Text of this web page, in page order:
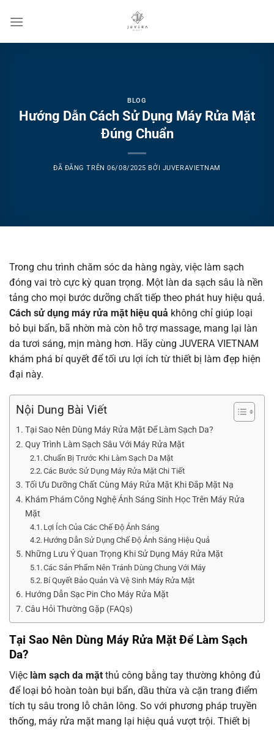
đến
BLOG
Hướng Dẫn Cách Sử Dụng Máy Rửa Mặt
Đúng Chuẩn
ĐÃ ĐĂNG TRÊN06/08/2025 BỞI JUVERAVIETNAM
Trong chu trình chăm sóc da hàng ngày, việc làm sạch
đóng vai trò cực kỳ quan trọng. Một làn da sạch sâu là nền
tảng cho mọi bước dưỡng chất tiếp theo phát huy hiệu quả.
Cách sử dụng máy rửa mặt hiệu quả không chỉ giúp loại
bỏ bụi bẩn, bã nhờn mà còn hỗ trợ massage, mang lại làn
da tươi sáng, mịn màng hơn. Hãy cùng JUVERA VIETNAM
khám phá bí quyết để tối ưu lợi ích từ thiết bị làm đẹp hiện
đại này.
Nội Dung Bài Viết
Tại Sao Nên Dùng Máy Rửa Mặt Để Làm Sạch Da?
Quy Trình Làm Sạch Sâu Với Máy Rửa Mặt
Chuẩn Bị Trước Khi Làm Sạch Da Mặt
Các Bước Sử Dụng Máy Rửa Mặt Chi Tiết
Tối Ưu Dưỡng Chất Cùng Máy Rửa Mặt Khi Đắp Mặt Nạ
Khám Phám Công Nghệ Ánh Sáng Sinh Học Trên Máy Rửa
Mặt
Lợi Ích Của Các Chế Độ Ánh Sáng
Hướng Dẫn Sử Dụng Chế Độ Ánh Sáng Hiệu Quả
Những Lưu Ý Quan Trọng Khi Sử Dụng Máy Rửa Mặt
Các Sản Phẩm Nên Tránh Dùng Chung Với Máy
Bí Quyết Bảo Quản Và Vệ Sinh Máy Rửa Mặt
Hướng Dẫn Sạc Pin Cho Máy Rửa Mặt
Câu Hỏi Thường Gặp (FAQs)
Tại Sao Nên Dùng Máy Rửa Mặt Để Làm Sạch
Da?
Việc làm sạch da mặt thủ công bằng tay thường không đủ
để loại bỏ hoàn toàn bụi bẩn, dầu thừa và cặn trang điểm
tích tụ sâu trong lỗ chân lông. So với phương pháp truyền
thống, máy rửa mặt mang lại hiệu quả vượt trội. Thiết bị